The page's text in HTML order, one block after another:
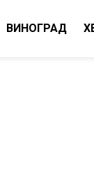
ВИНОГРАД